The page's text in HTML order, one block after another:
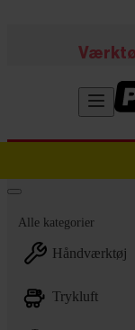
Alle kategorier
håndværktøj
trykluft